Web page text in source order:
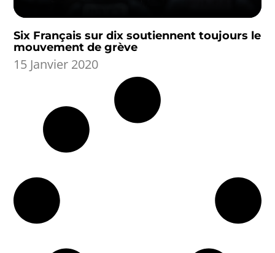
Six Français sur dix soutiennent toujours le
mouvement de grève
15 Janvier 2020